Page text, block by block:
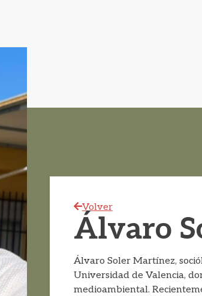
Volver
Álvaro
Álvaro Soler Martínez,
Universidad de Valencia,
medioambiental.